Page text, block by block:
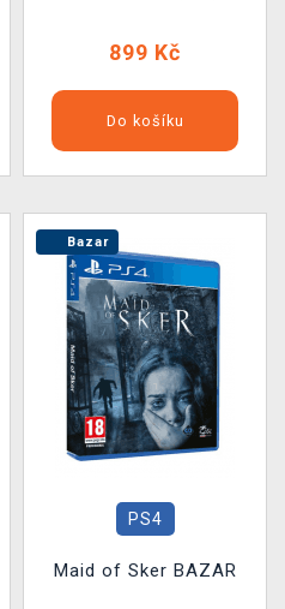
899 Kč
Do košíku
Bazar
PS4
Maid of Sker BAZAR